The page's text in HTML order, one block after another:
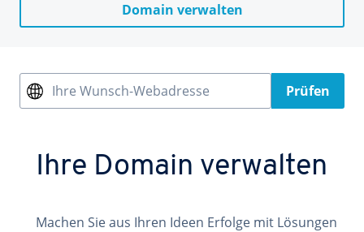
Domain verwalten
Ihre Wunsch-Webadresse Prüfen
Ihre Domain verwalten
Machen Sie aus Ihren Ideen Erfolge mit Lösungen